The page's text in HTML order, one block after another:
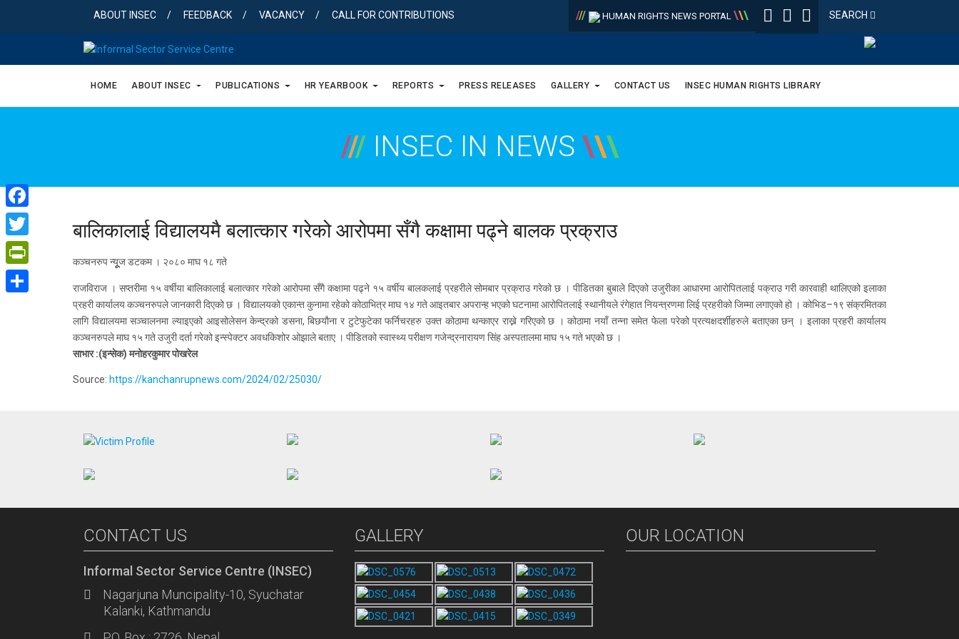
ABOUT INSEC FEEDBACK VACANCY CALL FOR CONTRIBUTIONS SEARCH
/// HUMAN RIGHTS NEWS PORTAL \\\
HOME ABOUT INSEC PUBLICATIONS HR YEARBOOK REPORTS PRESS RELEASES GALLERY CONTACT US INSEC HUMAN RIGHTS LIBRARY
///INSEC IN NEWS \\\
बालिकालाई विद्यालयमै बलात्कार गरेको आरोपमा सँगै कक्षामा पढ्ने बालक प्रक्राउ
कञ्चनरुप न्यूूज डटकम । २०८० माघ १८ गते
राजविराज । सप्तरीमा १५ वर्षीया बालिकालाई बलात्कार गरेको आरोपमा सँगै कक्षामा पढ्ने १५ वर्षीय बालकलाई प्रहरीले सोमबार प्रक्राउ गरेको छ ।पीडितका बुबाले दिएको उजुरीका आधारमा आरोपितलाई पक्राउ गरी कारवाही थालिएको इलाका
प्रहरी कार्यालय कञ्चनरुपले जानकारी दिएको छ । विद्यालयको एकान्त कुनामा रहेको कोठाभित्र माघ १४ गते आइतबार अपरान्ह भएको घटनामा आरोपितलाई स्थानीयले रंगेहात नियन्त्रणमा लिई प्रहरीको जिम्मा लगाएको हो । कोभिड–१९ संक्रमितका
लागि विद्यालयमा सञ्चालनमा ल्याइएको आइसोलेसन केन्द्रको डसना, बिछयौना र टुटेफुटेका फर्निचरहरु उक्त कोठामा थन्काएर राख्ने गरिएको छ । कोठामा नयाँ तन्ना समेत फेला परेको प्रत्यक्षदर्शीहरुले बताएका छन् । इलाका प्रहरी कार्यालय
कञ्चनरुपले माघ १५ गते उजुरी दर्ता गरेको इन्स्पेक्टर अवधकिशोर ओझाले बताए । पीडितको स्वास्थ्य परीक्षण गजेन्द्रनारायण सिंह अस्पतालमा माघ १५ गते भएको छ ।
साभार :(इन्सेक) मनोहरकुमार पोखरेल
Source: https://kanchanrupnews.com/2024/02/25030/
CONTACT US
Informal Sector Service Centre (INSEC)
Nagarjuna Muncipality-10, Syuchatar
Kalanki, Kathmandu
GALLERY OUR LOCATION
Facebook
Twitter
PrintFriendly